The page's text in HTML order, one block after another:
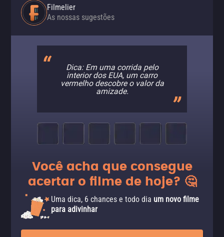
Filmelier
As nossas sugestões
Dica: Em uma corrida pelo
interior dos EUA, um carro
vermelho descobre o valor da
amizade.
Você acha que consegue
acertar o filme de hoje? 🤔
Uma dica, 6 chances e todo dia um novo filme
para adivinhar